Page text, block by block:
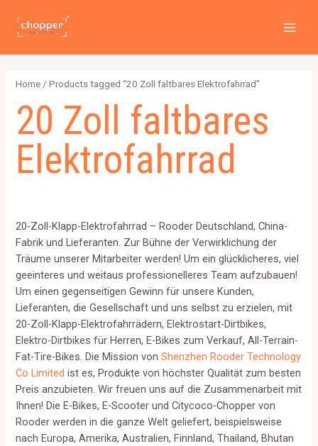
Inhalt
springen
p
r
o
d
u
s
d
u
c
t
s
d
u
c
t
s
d
c
t
s
d
u
c
t
s
r
o
d
u
c
Home / Products tagged “20 Zoll faltbares Elektrofahrrad”
20 Zoll faltbares
Elektrofahrrad
20-Zoll-Klapp-Elektrofahrrad – Rooder Deutschland, China-
Fabrik und Lieferanten. Zur Bühne der Verwirklichung der
Träume unserer Mitarbeiter werden! Um ein glücklicheres, viel
geeinteres und weitaus professionelleres Team aufzubauen!
Um einen gegenseitigen Gewinn für unsere Kunden,
Lieferanten, die Gesellschaft und uns selbst zu erzielen, mit
20-Zoll-Klapp-Elektrofahrrädern, Elektrostart-Dirtbikes,
Elektro-Dirtbikes für Herren, E-Bikes zum Verkauf, All-Terrain-
Fat-Tire-Bikes. Die Mission vonShenzhen Rooder Technology
Co Limited ist es, Produkte von höchster Qualität zum besten
Preis anzubieten. Wir freuen uns auf die Zusammenarbeit mit
Ihnen! Die E-Bikes, E-Scooter und Citycoco-Chopper von
Rooder werden in die ganze Welt geliefert, beispielsweise
nach Europa, Amerika, Australien, Finnland, Thailand, Bhutan